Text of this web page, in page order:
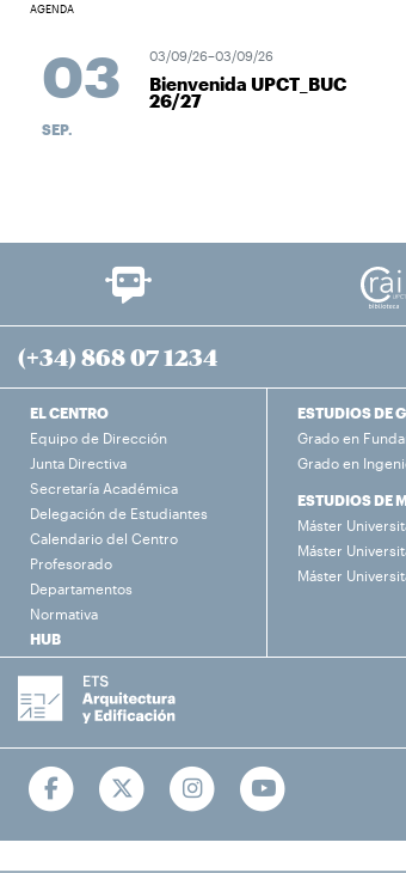
AGENDA
03
SEP.
03/09/26–03/09/26
Bienvenida UPCT_BUC
26/27
(+34) 868 07 1234
EL CENTRO
Equipo de Dirección
Junta Directiva
Secretaría Académica
Delegación de Estudiantes
Calendario del Centro
Profesorado
Departamentos
Normativa
HUB
ESTUDIOS DE
Grado en
Grado en
ESTUDIOS DE
Máster
Máster
Máster